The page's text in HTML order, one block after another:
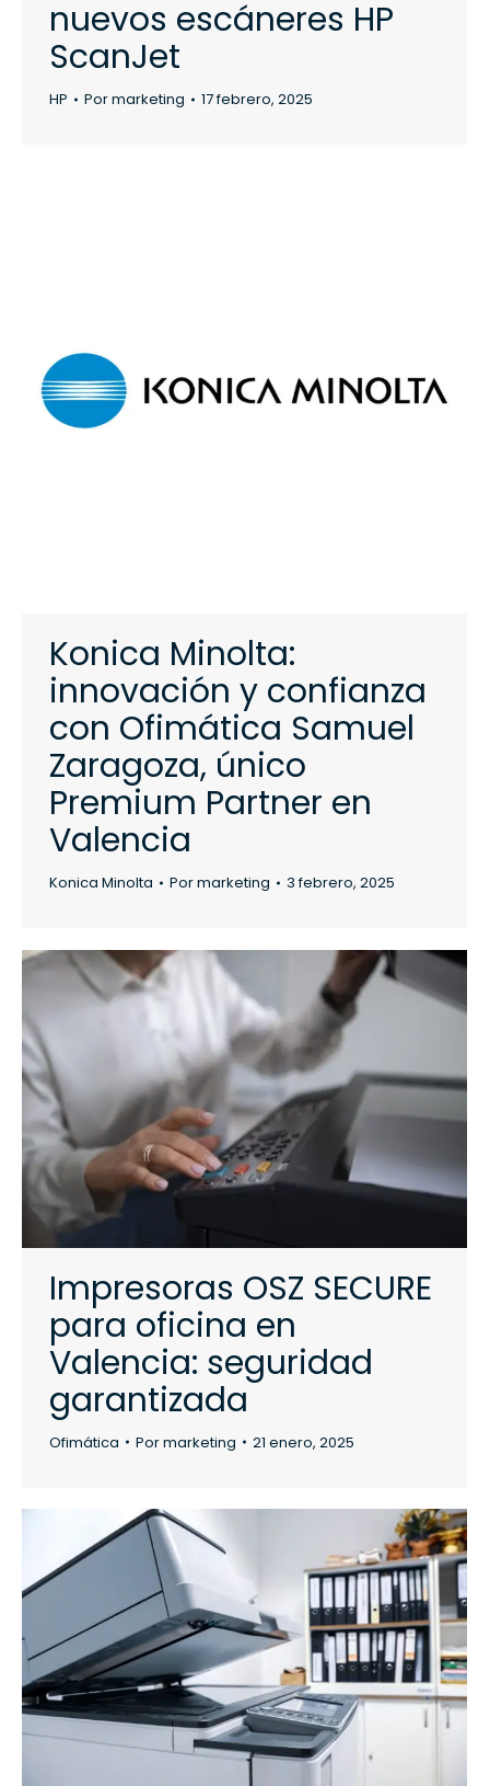
nuevos escáneres HP
ScanJet
HP Pormarketing 17 febrero, 2025
Konica Minolta:
innovación y confianza
con Ofimática Samuel
Zaragoza, único
Premium Partner en
Valencia
Konica Minolta Pormarketing 3 febrero, 2025
Impresoras OSZ SECURE
para oficina en
Valencia: seguridad
garantizada
Ofimática Pormarketing 21 enero, 2025